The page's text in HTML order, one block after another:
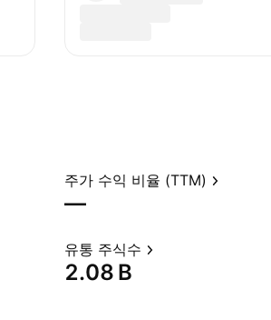
주가 수익 비율 (TTM)
—
유통 주식수
‪2.08 B‬